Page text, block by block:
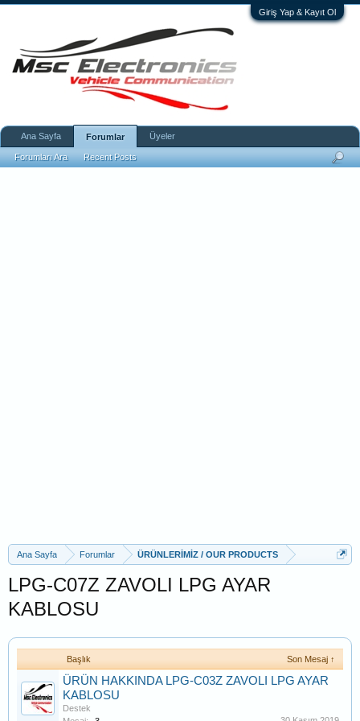
Giriş Yap & Kayıt Ol
Ana Sayfa Forumlar ÜRÜNLERİMİZ / OUR PRODUCTS
LPG-C07Z ZAVOLI LPG AYAR
KABLOSU
Başlık Son Mesaj ↑
ÜRÜN HAKKINDA LPG-C03Z ZAVOLI LPG AYAR
KABLOSU
Destek
Ana Sayfa Forumlar
Forumları Ara Recent Posts
Üyeler